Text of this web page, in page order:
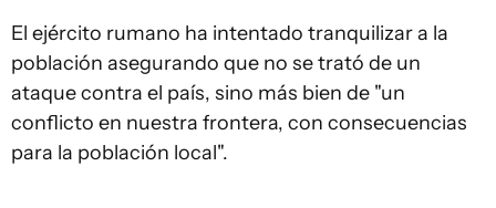
El ejército rumano ha intentado tranquilizar a la
población asegurando que no se trató de un
ataque contra el país, sino más bien de "un
conflicto en nuestra frontera, con consecuencias
para la población local".